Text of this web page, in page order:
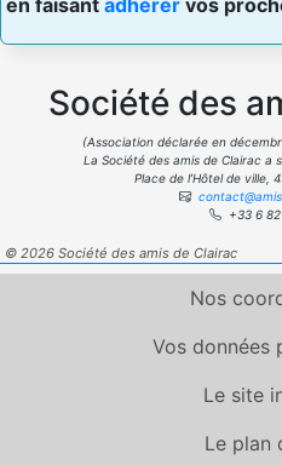
Société des
(Association déclarée en
La Société des amis de Clairac a
Place de l’Hôtel de ville,
+33 6 82
© 2026 Société des amis de Clairac
Nos
Vos données
Le site
Le plan